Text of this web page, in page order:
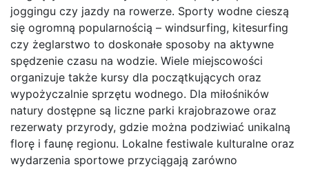
joggingu czy jazdy na rowerze. Sporty wodne cieszą
się ogromną popularnością – windsurfing, kitesurfing
czy żeglarstwo to doskonałe sposoby na aktywne
spędzenie czasu na wodzie. Wiele miejscowości
organizuje także kursy dla początkujących oraz
wypożyczalnie sprzętu wodnego. Dla miłośników
natury dostępne są liczne parki krajobrazowe oraz
rezerwaty przyrody, gdzie można podziwiać unikalną
florę i faunę regionu. Lokalne festiwale kulturalne oraz
wydarzenia sportowe przyciągają zarówno